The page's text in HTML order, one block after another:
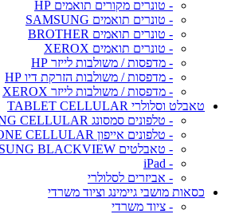
- טונרים מקורים תואמים HP
- טונרים תואמים SAMSUNG
- טונרים תואמים BROTHER
- טונרים תואמים XEROX
- מדפסות / משולבות לייזר HP
- מדפסות / משולבות הזרקת דיו HP
- מדפסות / משולבות לייזר XEROX
טאבלט וסלולרי TABLET CELLULAR
- טלפונים סמסונג SAMSUNG CELLULAR
- טלפונים אייפון iPHONE CELLULAR
- טאבלטים TABLET SAMSUNG BLACKVIEW
- iPad
- אביזרים לסלולרי
כסאות מושבי גיימינג וציוד משרדי
- ציוד משרדי